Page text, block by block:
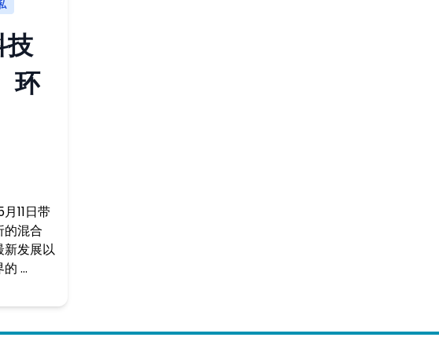
技
环
11日带
的混合
新发展以
的 …